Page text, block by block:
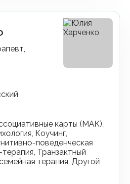
Коучинг,
поведенческая
Транзактный
терапия, Другой